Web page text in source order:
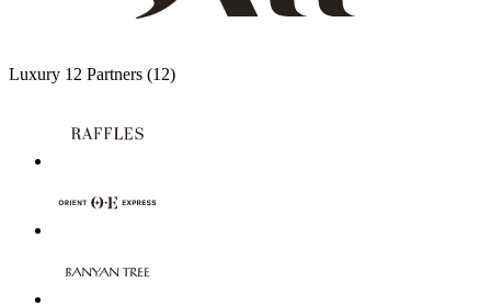
Luxury 12 Partners (12)